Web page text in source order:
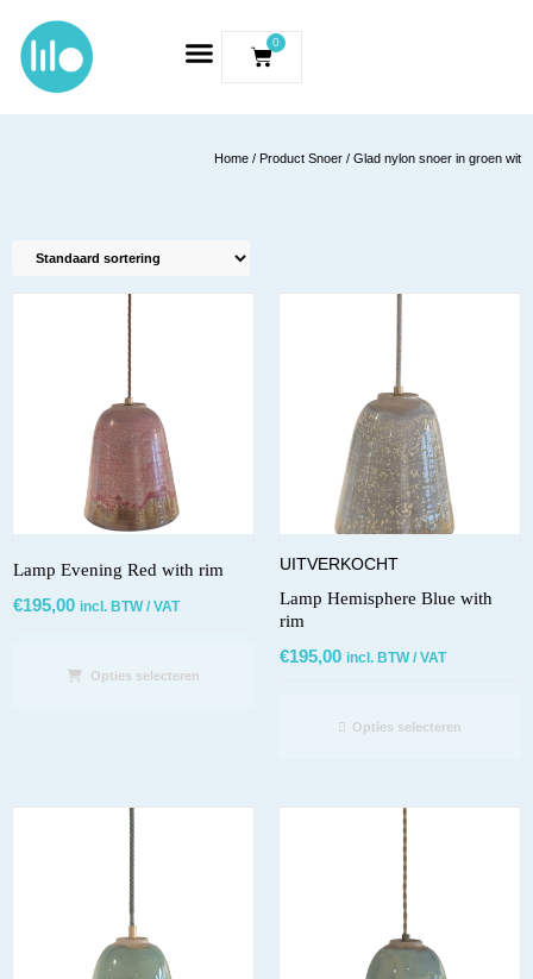
0
Home / Product Snoer / Glad nylon snoer in groen wit
Lamp Evening Red with rim
€195,00 incl. BTW / VAT
Opties selecteren
UITVERKOCHT
Lamp Hemisphere Blue with
rim
€195,00 incl. BTW / VAT
Opties selecteren